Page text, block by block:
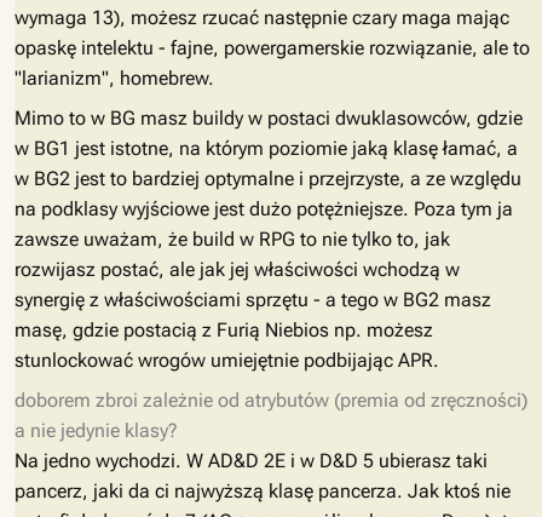
wymaga 13), możesz rzucać następnie czary maga mając
opaskę intelektu - fajne, powergamerskie rozwiązanie, ale to
"larianizm", homebrew.
Mimo to w BG masz buildy w postaci dwuklasowców, gdzie
w BG1 jest istotne, na którym poziomie jaką klasę łamać, a
w BG2 jest to bardziej optymalne i przejrzyste, a ze względu
na podklasy wyjściowe jest dużo potężniejsze. Poza tym ja
zawsze uważam, że build w RPG to nie tylko to, jak
rozwijasz postać, ale jak jej właściwości wchodzą w
synergię z właściwościami sprzętu - a tego w BG2 masz
masę, gdzie postacią z Furią Niebios np. możesz
stunlockować wrogów umiejętnie podbijając APR.
doborem zbroi zależnie od atrybutów (premia od zręczności)
a nie jedynie klasy?
Na jedno wychodzi. W AD&D 2E i w D&D 5 ubierasz taki
pancerz, jaki da ci najwyższą klasę pancerza. Jak ktoś nie